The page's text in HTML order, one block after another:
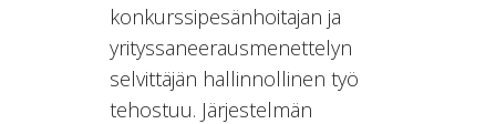
konkurssipesänhoitajan ja
yrityssaneerausmenettelyn
selvittäjän hallinnollinen työ
tehostuu. Järjestelmän